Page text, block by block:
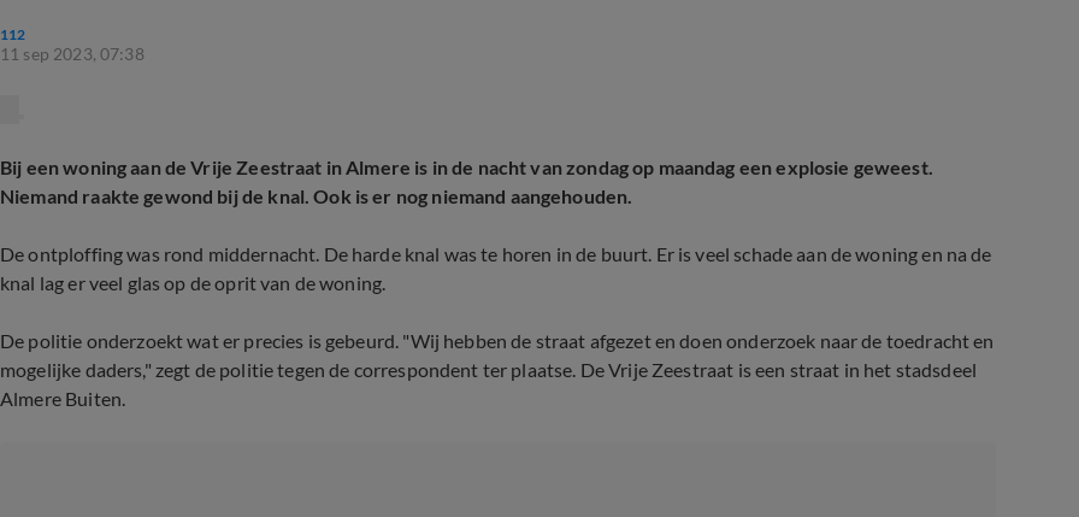
112
11 sep 2023, 07:38
Bij een woning aan de Vrije Zeestraat in Almere is in de nacht van zondag op maandag een explosie geweest.
Niemand raakte gewond bij de knal. Ook is er nog niemand aangehouden.
De ontploffing was rond middernacht. De harde knal was te horen in de buurt. Er is veel schade aan de woning en na de
knal lag er veel glas op de oprit van de woning.
De politie onderzoekt wat er precies is gebeurd. "Wij hebben de straat afgezet en doen onderzoek naar de toedracht en
mogelijke daders," zegt de politie tegen de correspondent ter plaatse. De Vrije Zeestraat is een straat in het stadsdeel
Almere Buiten.